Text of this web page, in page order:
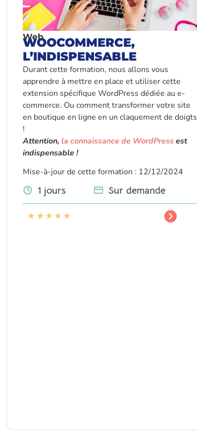
Web
WOOCOMMERCE,
L’INDISPENSABLE
Durant cette formation, nous allons vous
apprendre à mettre en place et utiliser cette
extension spécifique WordPress dédiée au e-
commerce. Ou comment transformer votre site
en boutique en ligne en un claquement de doigts
!
Attention, la connaissance de WordPressest
indispensable !
Mise-à-jour de cette formation : 12/12/2024
1 jours Sur demande
★ ★ ★ ★ ★